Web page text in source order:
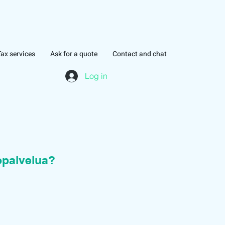
services Ask for a quote Contact and chat
Log in